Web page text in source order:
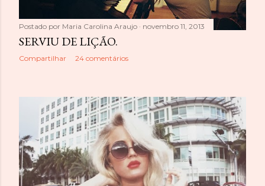
Postado por Maria Carolina Araujo novembro 11, 2013
SERVIU DE LIÇÃO.
Compartilhar 24 comentários